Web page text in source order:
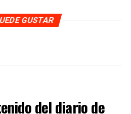
GUSTAR
del diario de